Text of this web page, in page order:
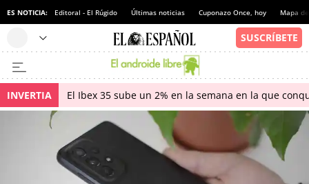
ES NOTICIA: Editoral - El Rúgido Últimas noticias Cuponazo Once, hoy Mapa
INVERTIA El Ibex 35 sube un 2% en la semana en la que